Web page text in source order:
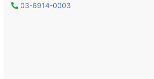
03-6914-0003